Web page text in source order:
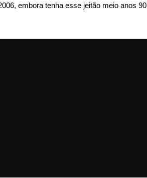
embora tenha esse jeitão meio anos